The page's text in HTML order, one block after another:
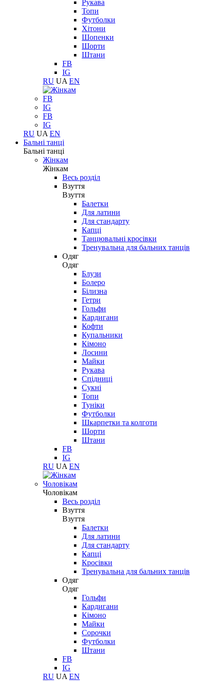
Рукава
Топи
Футболки
Хітони
Шопенки
Шорти
Штани
FB
IG
RU UA EN
FB
IG
FB
IG
RU UA EN
Бальні танці
Бальні танці
Жінкам
Жінкам
Весь розділ
Взуття
Взуття
Балетки
Для латини
Для стандарту
Капці
Танцювальні кросівки
Тренувальна для бальних танців
Одяг
Одяг
Блузи
Болеро
Білизна
Гетри
Гольфи
Кардигани
Кофти
Купальники
Кімоно
Лосини
Майки
Рукава
Спідниці
Сукні
Топи
Туніки
Футболки
Шкарпетки та колготи
Шорти
Штани
FB
IG
RU UA EN
Чоловікам
Чоловікам
Весь розділ
Взуття
Взуття
Балетки
Для латини
Для стандарту
Капці
Кросівки
Тренувальна для бальних танців
Одяг
Одяг
Гольфи
Кардигани
Кімоно
Майки
Сорочки
Футболки
Штани
FB
IG
RU UA EN